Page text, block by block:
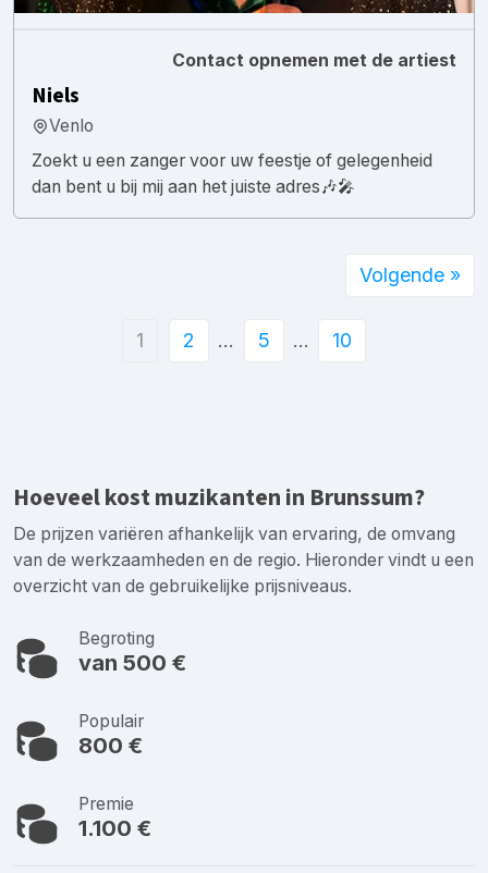
Contact opnemen met de artiest
Niels
Venlo
Zoekt u een zanger voor uw feestje of gelegenheid
dan bent u bij mij aan het juiste adres🎶🎤
1 2 … 5 … 10
Volgende »
Hoeveel kost muzikanten in Brunssum?
De prijzen variëren afhankelijk van ervaring, de omvang
van de werkzaamheden en de regio. Hieronder vindt u een
overzicht van de gebruikelijke prijsniveaus.
Begroting
van 500 €
Populair
800 €
Premie
1.100 €